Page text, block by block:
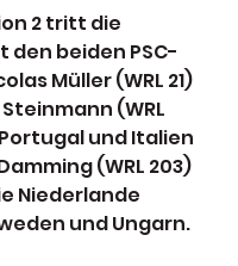
2 tritt die
den beiden PSC-
Müller (WRL 21)
(WRL
und Italien
(WRL 203)
Niederlande
und Ungarn.